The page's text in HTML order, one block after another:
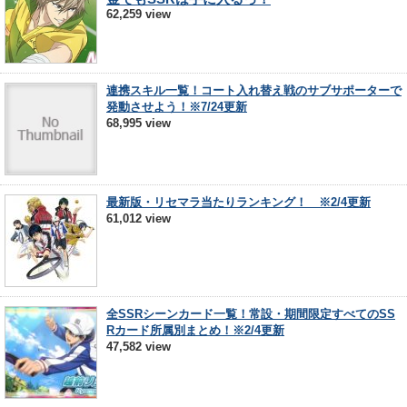
62,259 view
連携スキル一覧！コート入れ替え戦のサブサポーターで
発動させよう！※7/24更新
68,995 view
最新版・リセマラ当たりランキング！ ※2/4更新
61,012 view
全SSRシーンカード一覧！常設・期間限定すべてのSS
Rカード所属別まとめ！※2/4更新
47,582 view